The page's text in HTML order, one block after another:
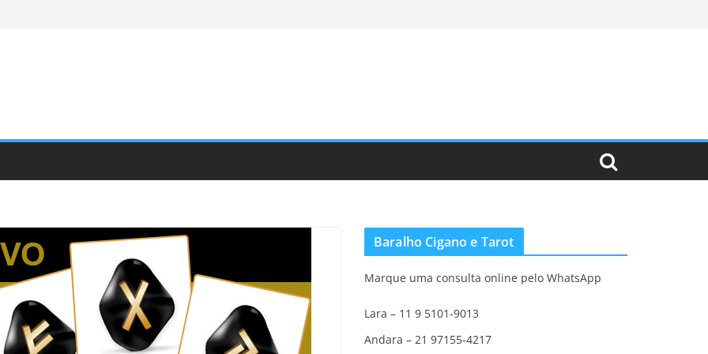
Baralho Cigano e Tarot
Marque uma consulta online pelo WhatsApp
Lara – 11 9 5101-9013
Andara – 21 97155-4217